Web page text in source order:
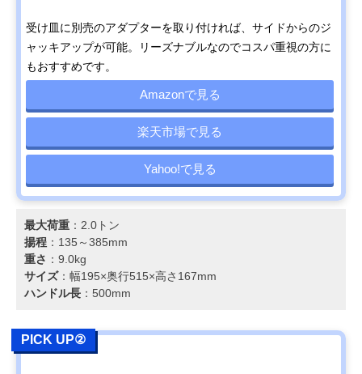
受け皿に別売のアダプターを取り付ければ、サイドからのジ
ャッキアップが可能。リーズナブルなのでコスパ重視の方に
もおすすめです。
Amazonで見る
楽天市場で見る
Yahoo!で見る
最大荷重 ：2.0トン
揚程 ：135～385mm
重さ ：9.0kg
サイズ：幅195×奥行515×高さ167mm
ハンドル長 ：500mm
PICK UP②